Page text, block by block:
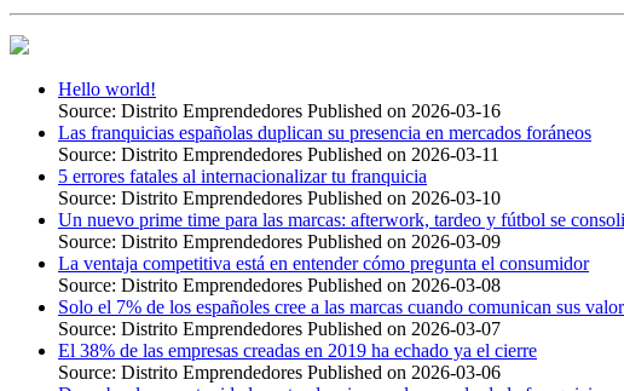
Hello world!
Source: Distrito Emprendedores Published on 2026-03-16
Las franquicias españolas duplican su presencia en mercados foráneos
Source: Distrito Emprendedores Published on 2026-03-11
5 errores fatales al internacionalizar tu franquicia
Source: Distrito Emprendedores Published on 2026-03-10
Un nuevo prime time para las marcas: afterwork, tardeo y fútbol se
Source: Distrito Emprendedores Published on 2026-03-09
La ventaja competitiva está en entender cómo pregunta el consumidor
Source: Distrito Emprendedores Published on 2026-03-08
Solo el 7% de los españoles cree a las marcas cuando comunican sus
Source: Distrito Emprendedores Published on 2026-03-07
El 38% de las empresas creadas en 2019 ha echado ya el cierre
Source: Distrito Emprendedores Published on 2026-03-06